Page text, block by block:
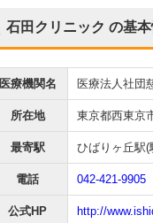
石田クリニック の基
医療機関名 医療法人社団
所在地 東京都西東京
最寄駅 ひばりヶ丘駅(
電話 042-421-9905
公式HP http://